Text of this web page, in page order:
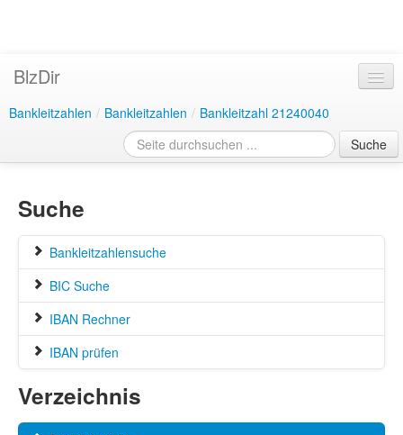
BlzDir
Bankleitzahlen / Bankleitzahlen / Bankleitzahl 21240040
Suche
Suche
Bankleitzahlensuche
BIC Suche
IBAN Rechner
IBAN prüfen
Verzeichnis